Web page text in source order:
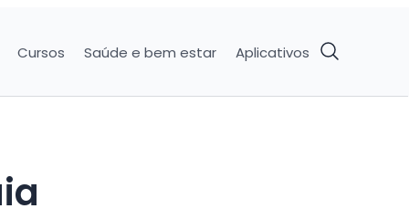
Cursos Saúde e bem estar Aplicativos